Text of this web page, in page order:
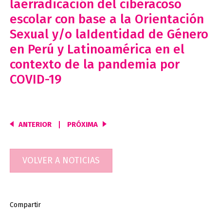
laerradicación del ciberacoso
escolar con base a la Orientación
Sexual y/o laIdentidad de Género
en Perú y Latinoamérica en el
contexto de la pandemia por
COVID-19
Navegación
entradas
ANTERIOR PRÓXIMA
VOLVER A NOTICIAS
Compartir